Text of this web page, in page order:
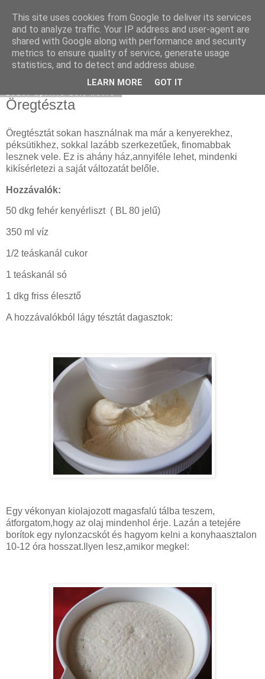
Moha Konyha
Öregtészta
Öregtésztát sokan használnak ma már a kenyerekhez,
péksütikhez, sokkal lazább szerkezetűek, finomabbak
lesznek vele. Ez is ahány ház,annyiféle lehet, mindenki
kikísérletezi a saját változatát belőle.
Hozzávalók:
50 dkg fehér kenyérliszt ( BL 80 jelű)
350 ml víz
1/2 teáskanál cukor
1 teáskanál só
1 dkg friss élesztő
A hozzávalókból lágy tésztát dagasztok:
Egy vékonyan kiolajozott magasfalú tálba teszem,
átforgatom,hogy az olaj mindenhol érje. Lazán a tetejére
borítok egy nylonzacskót és hagyom kelni a konyhaasztalon
10-12 óra hosszat.Ilyen lesz,amikor megkel:
This site uses cookies from Google to deliver its services
and to analyze traffic. Your IP address and user-agent are
shared with Google along with performance and security
metrics to ensure quality of service, generate usage
statistics, and to detect and address abuse.
LEARN MORE GOT IT